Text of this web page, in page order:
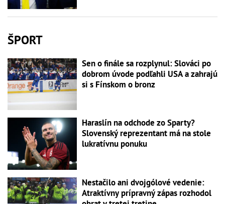
ŠPORT
Sen o finále sa rozplynul: Slováci po
dobrom úvode podľahli USA a zahrajú
si s Fínskom o bronz
Haraslín na odchode zo Sparty?
Slovenský reprezentant má na stole
lukratívnu ponuku
Nestačilo ani dvojgólové vedenie:
Atraktívny prípravný zápas rozhodol